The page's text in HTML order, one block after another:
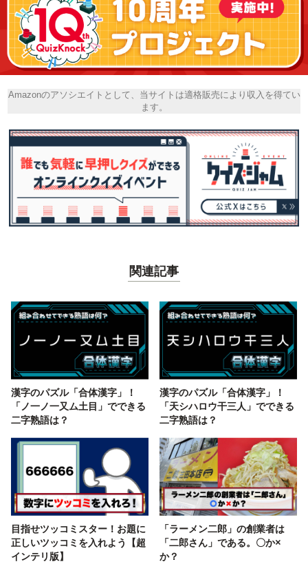
Amazonのアソシエイトとして、当サイトは適格販売により収入を得てい
ます。
関連記事
漢字のパズル「合体漢字」！
「ノ一ノ一又ム土目」でできる
二字熟語は？
漢字のパズル「合体漢字」！
「天シハロウ干三人」でできる
二字熟語は？
目指せツッコミスター！お題に
正しいツッコミを入れよう【超
インテリ版】
「ラーメン二郎」の創業者は
「二郎さん」である。〇か×
か？